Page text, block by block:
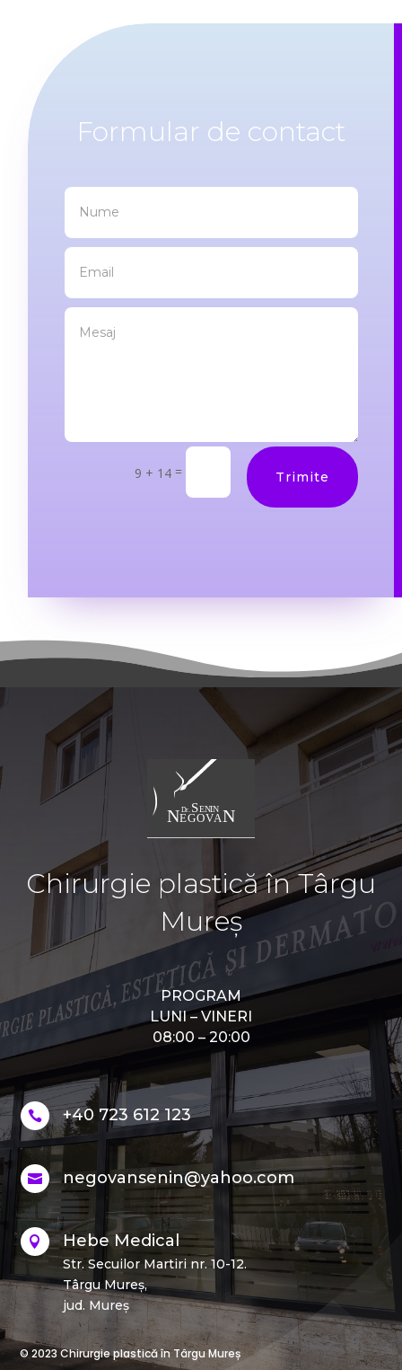
Formular de contact
9 + 14 = Trimite
Chirurgie plastică în Târgu
Mureș
PROGRAM
LUNI – VINERI
08:00 – 20:00
 +40 723 612 123
 negovansenin@yahoo.com
 Hebe Medical
Str. Secuilor Martiri nr. 10-12.
Târgu Mureș,
jud. Mureș
© 2023 Chirurgie plastică în Târgu Mureș